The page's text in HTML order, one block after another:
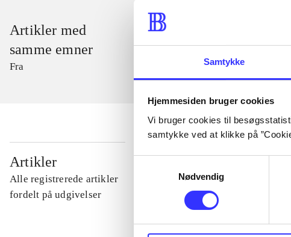
Samtykke
Hjemmesiden bruger cookies
Vi bruger cookies til
samtykke ved at klikke på
Nødvendig
Artikler med
samme emner
Fra
Artikler
Alle registrerede artikler
fordelt på udgivelser
...
...
...